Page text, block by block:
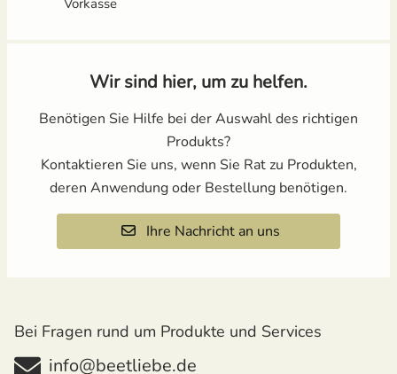
Vorkasse
Wir sind hier, um zu helfen.
Benötigen Sie Hilfe bei der Auswahl des richtigen
Produkts?
Kontaktieren Sie uns, wenn Sie Rat zu Produkten,
deren Anwendung oder Bestellung benötigen.
Ihre Nachricht an uns
Bei Fragen rund um Produkte und Services
info@beetliebe.de